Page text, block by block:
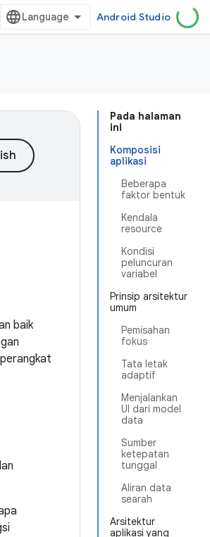
Android Studio
Pada halaman
ini
Komposisi
aplikasi
Beberapa
faktor bentuk
Kendala
resource
Kondisi
peluncuran
variabel
Prinsip arsitektur
umum
Pemisahan
fokus
Tata letak
adaptif
Menjalankan
UI dari model
data
Sumber
ketepatan
tunggal
Aliran data
searah
Arsitektur
aplikasi yang
baik